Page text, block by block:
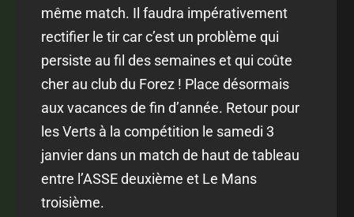
même match. Il faudra impérativement
rectifier le tir car c’est un problème qui
persiste au fil des semaines et qui coûte
cher au club du Forez ! Place désormais
aux vacances de fin d’année. Retour pour
les Verts à la compétition le samedi 3
janvier dans un match de haut de tableau
entre l’ASSE deuxième et Le Mans
troisième.